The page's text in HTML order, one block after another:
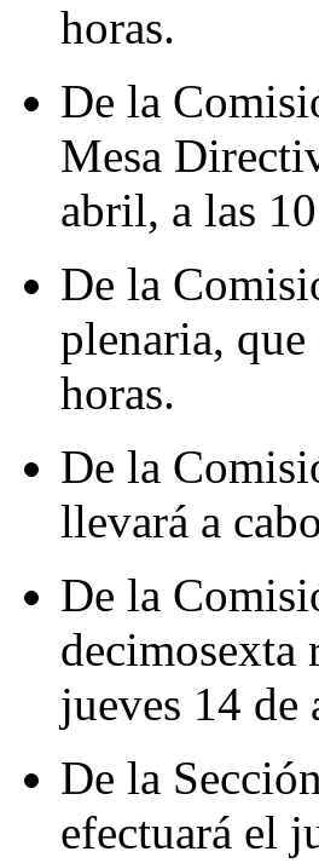
horas.
De la
Mesa
abril, a las
De la
plenaria,
horas.
De la
llevará a
De la
decimosexta
jueves 14 de
De la
efectuará el